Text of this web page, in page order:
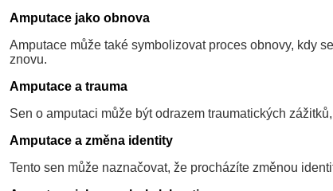
Amputace jako obnova
Amputace může také symbolizovat proces obnovy, kdy
znovu.
Amputace a trauma
Sen o amputaci může být odrazem traumatických
Amputace a změna identity
Tento sen může naznačovat, že procházíte změnou